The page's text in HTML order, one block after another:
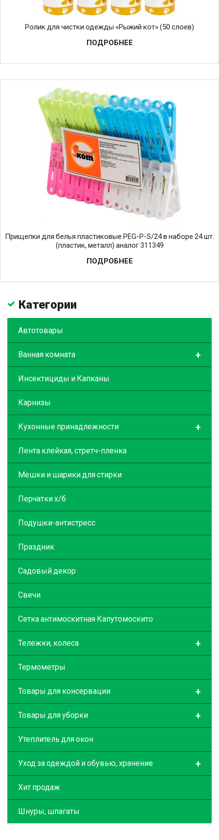
Ролик для чистки одежды «Рыжий кот» (50 слоев)
ПОДРОБНЕЕ
Прищепки для белья пластиковые PEG-P-S/24 в наборе 24 шт.
(пластик, металл) аналог 311349
ПОДРОБНЕЕ
Категории
Автотовары
+
Ванная комната
Инсектициды и Капканы
Карнизы
+
Кухонные принадлежности
Лента клейкая, стретч-пленка
Мешки и шарики для стирки
Перчатки х/б
Подушки-антистресс
Праздник
Садовый декор
Свечи
Сетка антимоскитная Капутомоскито
+
Тележки, колеса
Термометры
+
Товары для консервации
+
Товары для уборки
Утеплитель для окон
+
Уход за одеждой и обувью, хранение
Хит продаж
Шнуры, шпагаты